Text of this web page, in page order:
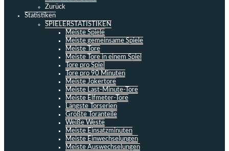
Zurück
Statistiken
SPIELERSTATISTIKEN
Meiste Spiele
Meiste gemeinsame Spiele
Meiste Tore
Meiste Tore in einem Spiel
Tore pro Spiel
Tore pro 90 Minuten
Meiste Jokertore
Meiste Last-Minute-Tore
Meiste Elfmeter-Tore
Längste Torserien
Größte Toranteile
Weiße Weste
Meiste Einsatzminuten
Meiste Einwechselungen
Meiste Auswechselungen